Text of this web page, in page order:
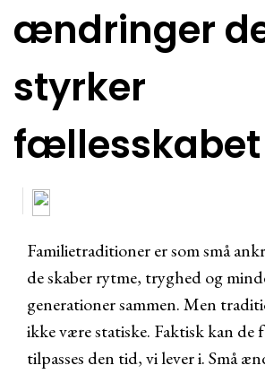
ændringer
styrker
fællesskabet
Familietraditioner er som små
de skaber rytme, tryghed og
generationer sammen. Men
ikke være statiske. Faktisk kan de
tilpasses den tid, vi lever i. Små